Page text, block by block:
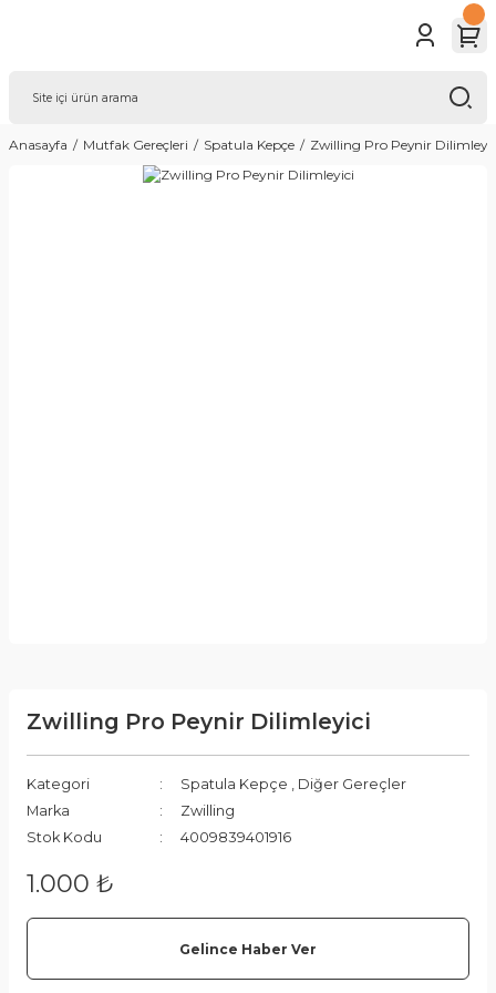
Anasayfa Mutfak Gereçleri Spatula Kepçe Zwilling Pro Peynir
Zwilling Pro Peynir Dilimleyici
Kategori Spatula Kepçe , Diğer Gereçler
Marka
Zwilling
Stok Kodu
4009839401916
1.000 ₺
Gelince Haber Ver